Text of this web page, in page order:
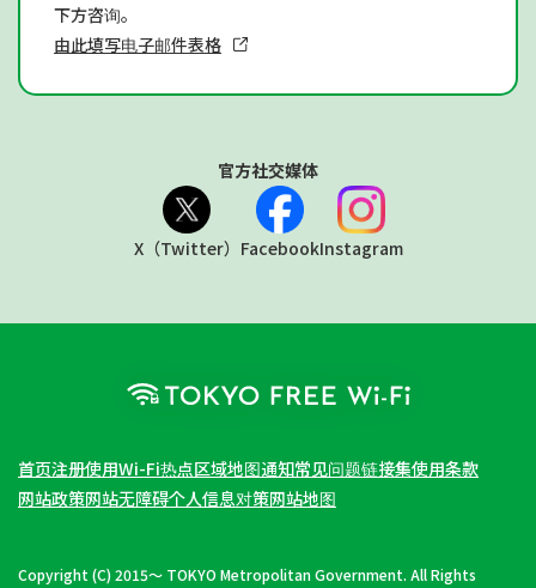
下方咨询。
由此填写电子邮件表格
官方社交媒体
X（Twitter） FacebookInstagram
首页注册使用Wi-Fi热点区域地图通知常见问题链接集使用条款
网站政策网站无障碍个人信息对策网站地图
Copyright (C) 2015～ TOKYO Metropolitan Government. All Rights